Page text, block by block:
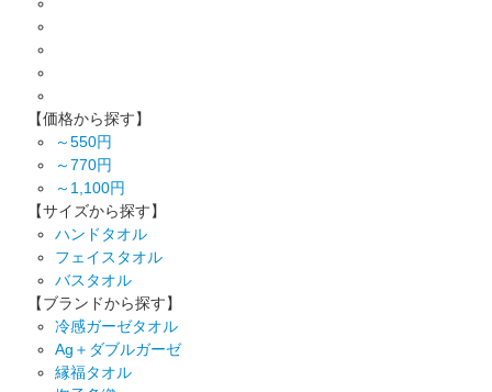
【価格から探す】
～550円
～770円
～1,100円
【サイズから探す】
ハンドタオル
フェイスタオル
バスタオル
【ブランドから探す】
冷感ガーゼタオル
Ag＋ダブルガーゼ
縁福タオル